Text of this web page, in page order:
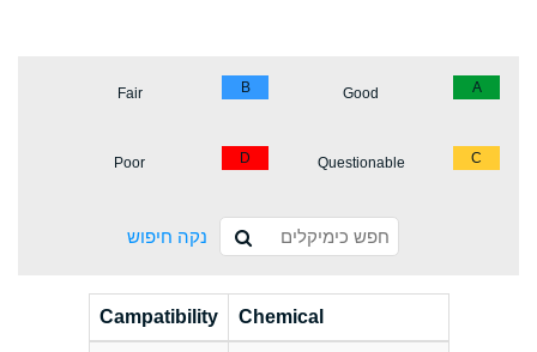
A
Good
B
Fair
C
Questionable
D
Poor
נקה חיפוש
Chemical
Campatibility